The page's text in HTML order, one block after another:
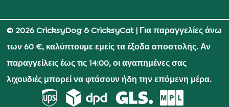
© 2026 CricksyDog & CricksyCat| Για παραγγελίες άνω
των 60 €, καλύπτουμε εμείς τα έξοδα αποστολής. Αν
παραγγείλεις έως τις 14:00, οι αγαπημένες σας
λιχουδιές μπορεί να φτάσουν ήδη την επόμενη μέρα.